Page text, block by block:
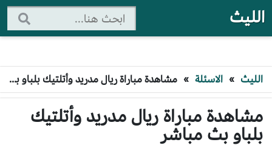
الليث
الليث » الاسئلة » مشاهدة مباراة ريال مدريد وأتلتيك بلباو بث مباشر
مشاهدة مباراة ريال مدريد وأتلتيك
بلباو بث مباشر